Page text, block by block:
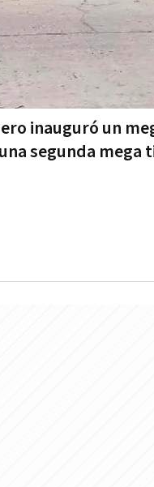
inauguró un
segunda mega